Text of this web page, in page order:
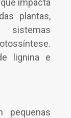
plantas,
sistemas
lignina e
pequenas